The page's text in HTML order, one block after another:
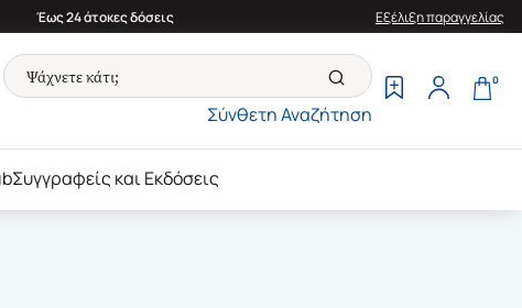
Έως 24 άτοκες δόσεις Εξέλιξη παραγγελίας
Σύνθετη Αναζήτηση
0
Συγγραφείς και Εκδόσεις